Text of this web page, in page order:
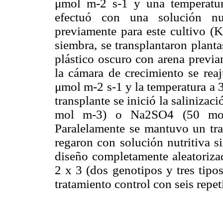
μmol m-2 s-1 y una
efectuó con una solución
previamente para este cultivo
siembra, se transplantaron
plástico oscuro con arena
la cámara de crecimiento se
μmol m-2 s-1 y la temperatura a
transplante se inició la
mol m-3) o Na2SO4 (50
Paralelamente se mantuvo un
regaron con solución nutritiva
diseño completamente
2 x 3 (dos genotipos y tres
tratamiento control con seis